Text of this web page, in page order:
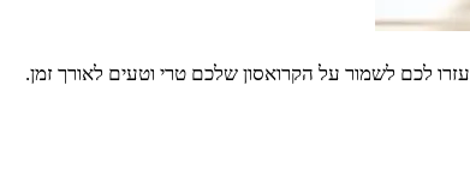
לכם לשמור על הקרואסון שלכם טרי וטעים לאורך זמן.